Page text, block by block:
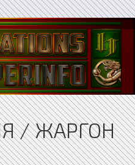
/ ЖАРГОН